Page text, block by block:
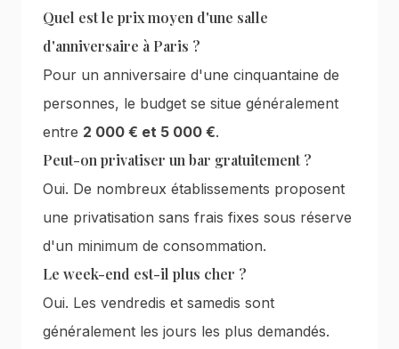
Quel est le prix moyen d'une salle
d'anniversaire à Paris ?
Pour un anniversaire d'une cinquantaine de
personnes, le budget se situe généralement
entre 2 000 € et 5 000 €.
Peut-on privatiser un bar gratuitement ?
Oui. De nombreux établissements proposent
une privatisation sans frais fixes sous réserve
d'un minimum de consommation.
Le week-end est-il plus cher ?
Oui. Les vendredis et samedis sont
généralement les jours les plus demandés.